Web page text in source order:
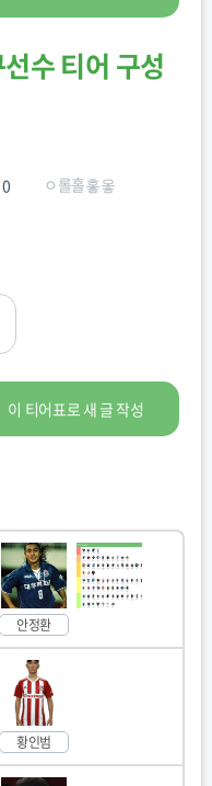
수 티어 구성
0 ㅇ롤홀홓옿
이 티어표로 새 글 작성
안정환
황인범